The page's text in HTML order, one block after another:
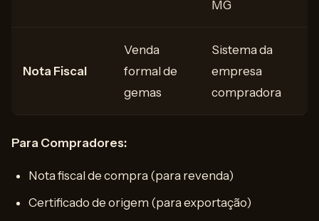
MG
Nota Fiscal
Venda
formal de
gemas
Sistema da
empresa
compradora
Para Compradores:
Nota fiscal de compra (para revenda)
Certificado de origem (para exportação)